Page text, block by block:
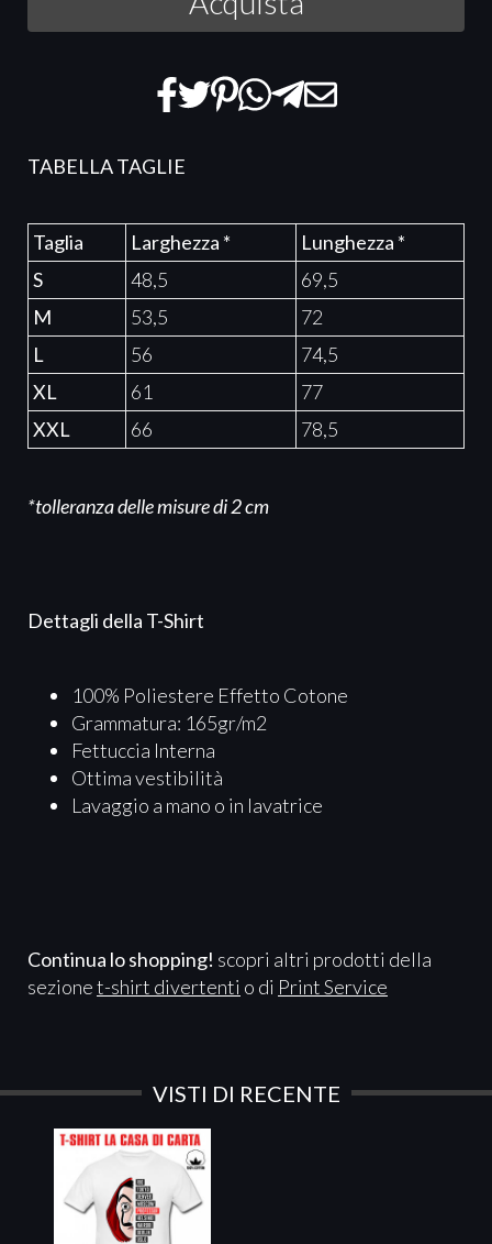
TABELLA TAGLIE
Taglia Larghezza *
Lunghezza *
S
48,5
69,5
M
53,5
72
L
56
74,5
XL
61
77
XXL
66 78,5
*tolleranza delle misure di 2 cm
Dettagli della T-Shirt
100% Poliestere Effetto Cotone
Grammatura: 165gr/m2
Fettuccia Interna
Ottima vestibilità
Lavaggio a mano o in lavatrice
Continua lo shopping! scopri altri prodotti della
sezionet-shirt divertenti o di Print Service
VISTI DI RECENTE